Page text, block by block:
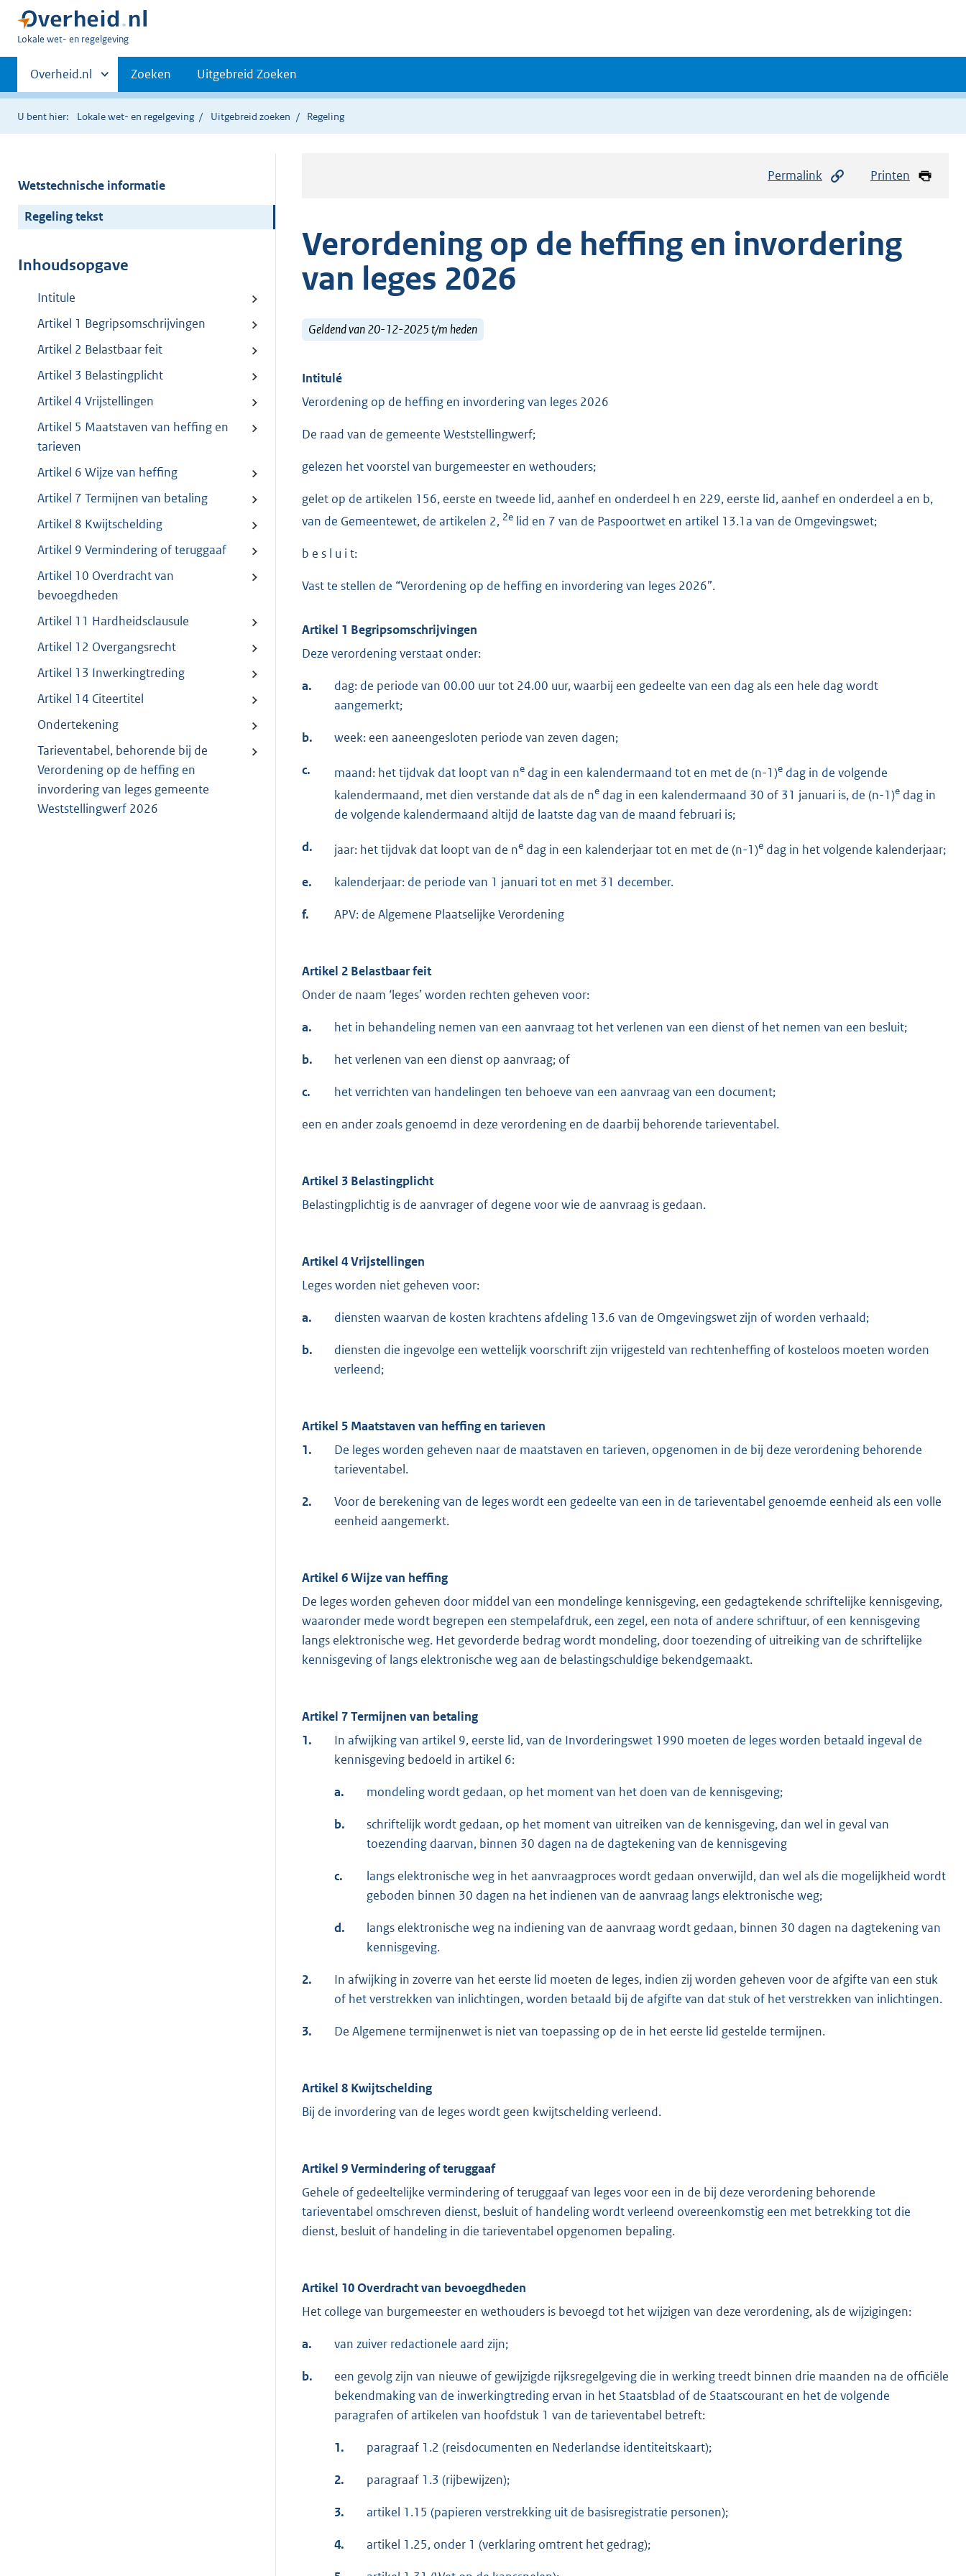
U
hier:
Lokale wet- en regelgeving
Primaire
navigatie
Andere
sites
binnen
Overheid.nl Zoeken Uitgebreid Zoeken
U bent hier: Lokale wet- en regelgeving Uitgebreid zoeken Regeling
Wetstechnische informatie
Regeling tekst
Inhoudsopgave
Intitule
Artikel 1 Begripsomschrijvingen
Artikel 2 Belastbaar feit
Artikel 3 Belastingplicht
Artikel 4 Vrijstellingen
Artikel 5 Maatstaven van heffing en
tarieven
Artikel 6 Wijze van heffing
Artikel 7 Termijnen van betaling
Artikel 8 Kwijtschelding
Artikel 9 Vermindering of teruggaaf
Artikel 10 Overdracht van
bevoegdheden
Artikel 11 Hardheidsclausule
Artikel 12 Overgangsrecht
Artikel 13 Inwerkingtreding
Artikel 14 Citeertitel
Ondertekening
Tarieventabel, behorende bij de
Verordening op de heffing en
invordering van leges gemeente
Weststellingwerf 2026
Permalink Printen
Verordening op de heffing en invordering
van leges 2026
Geldend van 20-12-2025 t/m heden
Intitulé
Verordening op de heffing en invordering van leges 2026
De raad van de gemeente Weststellingwerf;
gelezen het voorstel van burgemeester en wethouders;
gelet op de artikelen 156, eerste en tweede lid, aanhef en onderdeel h en 229, eerste lid, aanhef en onderdeel a en b,
van de Gemeentewet, de artikelen 2, 2e lid en 7 van de Paspoortwet en artikel 13.1a van de Omgevingswet;
b e s l u i t:
Vast te stellen de “Verordening op de heffing en invordering van leges 2026”.
Artikel 1 Begripsomschrijvingen
Deze verordening verstaat onder:
a.
dag: de periode van 00.00 uur tot 24.00 uur, waarbij een gedeelte van een dag als een hele dag wordt
aangemerkt;
b. week: een aaneengesloten periode van zeven dagen;
c. maand: het tijdvak dat loopt van ne dag in een kalendermaand tot en met de (n-1)e dag in de volgende
kalendermaand, met dien verstande dat als de ne dag in een kalendermaand 30 of 31 januari is, de (n-1)e dag in
de volgende kalendermaand altijd de laatste dag van de maand februari is;
d. jaar: het tijdvak dat loopt van de ne dag in een kalenderjaar tot en met de (n-1)e dag in het volgende kalenderjaar;
e. kalenderjaar: de periode van 1 januari tot en met 31 december.
f. APV: de Algemene Plaatselijke Verordening
Artikel 2 Belastbaar feit
Onder de naam ‘leges’ worden rechten geheven voor:
a. het in behandeling nemen van een aanvraag tot het verlenen van een dienst of het nemen van een besluit;
b. het verlenen van een dienst op aanvraag; of
c. het verrichten van handelingen ten behoeve van een aanvraag van een document;
een en ander zoals genoemd in deze verordening en de daarbij behorende tarieventabel.
Artikel 3 Belastingplicht
Belastingplichtig is de aanvrager of degene voor wie de aanvraag is gedaan.
Artikel 4 Vrijstellingen
Leges worden niet geheven voor:
a. diensten waarvan de kosten krachtens afdeling 13.6 van de Omgevingswet zijn of worden verhaald;
b.
diensten die ingevolge een wettelijk voorschrift zijn vrijgesteld van rechtenheffing of kosteloos moeten worden
verleend;
Artikel 5 Maatstaven van heffing en tarieven
1.
De leges worden geheven naar de maatstaven en tarieven, opgenomen in de bij deze verordening behorende
tarieventabel.
2.
Voor de berekening van de leges wordt een gedeelte van een in de tarieventabel genoemde eenheid als een volle
eenheid aangemerkt.
Artikel 6 Wijze van heffing
De leges worden geheven door middel van een mondelinge kennisgeving, een gedagtekende schriftelijke kennisgeving,
waaronder mede wordt begrepen een stempelafdruk, een zegel, een nota of andere schriftuur, of een kennisgeving
langs elektronische weg. Het gevorderde bedrag wordt mondeling, door toezending of uitreiking van de schriftelijke
kennisgeving of langs elektronische weg aan de belastingschuldige bekendgemaakt.
Artikel 7 Termijnen van betaling
1.
In afwijking van artikel 9, eerste lid, van de Invorderingswet 1990 moeten de leges worden betaald ingeval de
kennisgeving bedoeld in artikel 6:
a. mondeling wordt gedaan, op het moment van het doen van de kennisgeving;
b.
schriftelijk wordt gedaan, op het moment van uitreiken van de kennisgeving, dan wel in geval van
toezending daarvan, binnen 30 dagen na de dagtekening van de kennisgeving
c.
langs elektronische weg in het aanvraagproces wordt gedaan onverwijld, dan wel als die mogelijkheid wordt
geboden binnen 30 dagen na het indienen van de aanvraag langs elektronische weg;
d.
langs elektronische weg na indiening van de aanvraag wordt gedaan, binnen 30 dagen na dagtekening van
kennisgeving.
2.
In afwijking in zoverre van het eerste lid moeten de leges, indien zij worden geheven voor de afgifte van een stuk
of het verstrekken van inlichtingen, worden betaald bij de afgifte van dat stuk of het verstrekken van inlichtingen.
3. De Algemene termijnenwet is niet van toepassing op de in het eerste lid gestelde termijnen.
Artikel 8 Kwijtschelding
Bij de invordering van de leges wordt geen kwijtschelding verleend.
Artikel 9 Vermindering of teruggaaf
Gehele of gedeeltelijke vermindering of teruggaaf van leges voor een in de bij deze verordening behorende
tarieventabel omschreven dienst, besluit of handeling wordt verleend overeenkomstig een met betrekking tot die
dienst, besluit of handeling in die tarieventabel opgenomen bepaling.
Artikel 10 Overdracht van bevoegdheden
Het college van burgemeester en wethouders is bevoegd tot het wijzigen van deze verordening, als de wijzigingen:
a. van zuiver redactionele aard zijn;
b.
een gevolg zijn van nieuwe of gewijzigde rijksregelgeving die in werking treedt binnen drie maanden na de officiële
bekendmaking van de inwerkingtreding ervan in het Staatsblad of de Staatscourant en het de volgende
paragrafen of artikelen van hoofdstuk 1 van de tarieventabel betreft:
1. paragraaf 1.2 (reisdocumenten en Nederlandse identiteitskaart);
2. paragraaf 1.3 (rijbewijzen);
3. artikel 1.15 (papieren verstrekking uit de basisregistratie personen);
4. artikel 1.25, onder 1 (verklaring omtrent het gedrag);